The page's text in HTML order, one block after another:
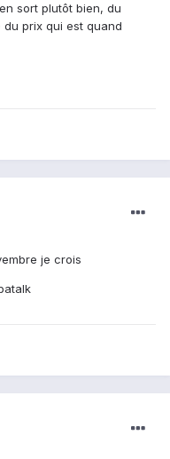
sort plutôt bien, du
du prix qui est quand
je crois